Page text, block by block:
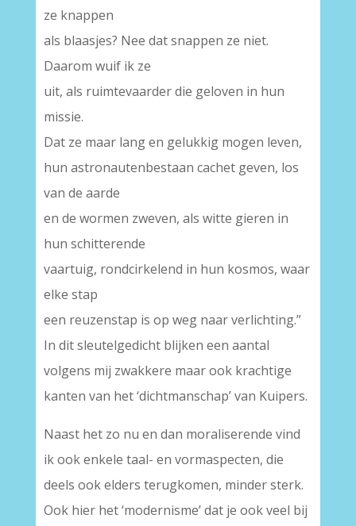
ze knappen
als blaasjes? Nee dat snappen ze niet.
Daarom wuif ik ze
uit, als ruimtevaarder die geloven in hun
missie.
Dat ze maar lang en gelukkig mogen leven,
hun astronautenbestaan cachet geven, los
van de aarde
en de wormen zweven, als witte gieren in
hun schitterende
vaartuig, rondcirkelend in hun kosmos, waar
elke stap
een reuzenstap is op weg naar verlichting.”
In dit sleutelgedicht blijken een aantal
volgens mij zwakkere maar ook krachtige
kanten van het ‘dichtmanschap’ van Kuipers.
Naast het zo nu en dan moraliserende vind
ik ook enkele taal- en vormaspecten, die
deels ook elders terugkomen, minder sterk.
Ook hier het ‘modernisme’ dat je ook veel bij